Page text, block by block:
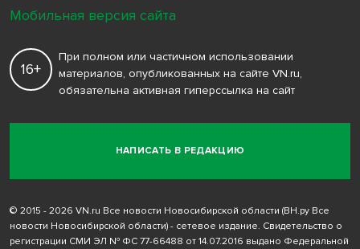
НАПИСАТЬ В РЕДАКЦИЮ
16+
При полном или частичном использовании
материалов, опубликованных на сайте VN.ru,
обязательна активная гиперссылка на сайт
© 2015 - 2026 VN.ru Все новости Новосибирской области (ВН.ру Все
новости Новосибирской области) - сетевое издание. Свидетельство о
регистрации СМИ ЭЛ № ФС 77-66488 от 14.07.2016 выдано Федеральной
Мобильная версия сайта